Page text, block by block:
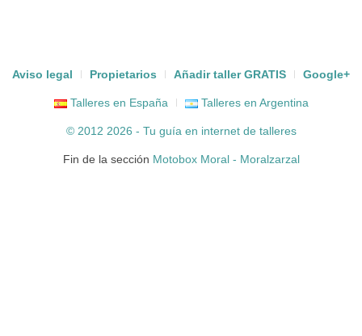
Aviso legal Propietarios Añadir taller GRATIS Google+
Talleres en España Talleres en Argentina
© 2012 2026 - Tu guía en internet de talleres
Fin de la sección Motobox Moral - Moralzarzal